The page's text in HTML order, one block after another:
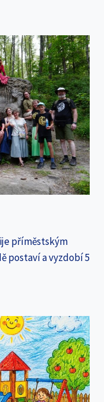
příměstským
postaví a vyzdobí 5